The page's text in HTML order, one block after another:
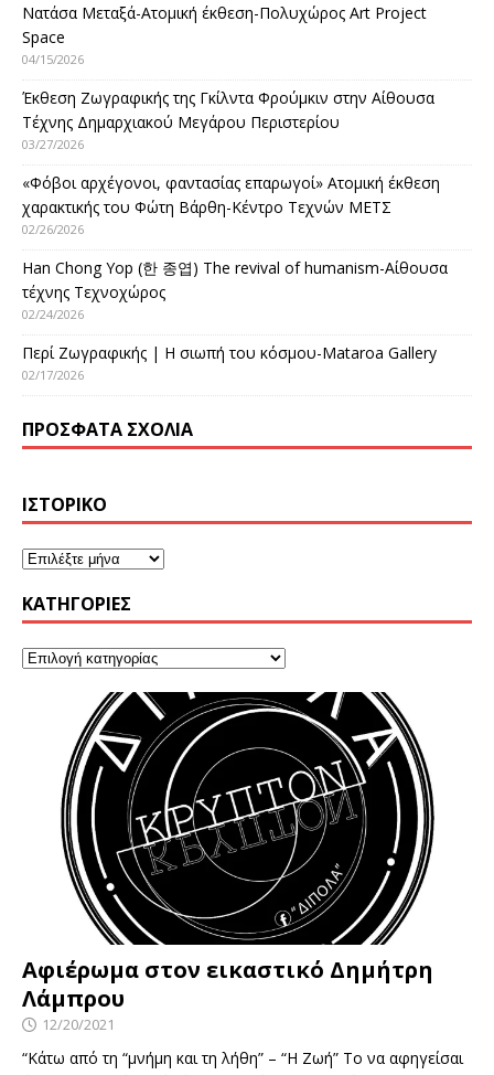
Νατάσα Μεταξά-Ατομική έκθεση-Πολυχώρος Art Project
Space
04/15/2026
Έκθεση Ζωγραφικής της Γκίλντα Φρούμκιν στην Αίθουσα
Τέχνης Δημαρχιακού Μεγάρου Περιστερίου
03/27/2026
«Φόβοι αρχέγονοι, φαντασίας επαρωγοί» Ατομική έκθεση
χαρακτικής του Φώτη Βάρθη-Κέντρο Τεχνών ΜΕΤΣ
02/26/2026
Han Chong Yop (한 종엽) The revival of humanism-Αίθουσα
τέχνης Τεχνοχώρος
02/24/2026
Περί Ζωγραφικής | Η σιωπή του κόσμου-Mataroa Gallery
02/17/2026
ΠΡΌΣΦΑΤΑ ΣΧΌΛΙΑ
ΙΣΤΟΡΙΚΌ
KΑΤΗΓΟΡΊΕΣ
Αφιέρωμα στον εικαστικό Δημήτρη
Λάμπρου
12/20/2021
“Κάτω από τη “μνήμη και τη λήθη” – “Η Ζωή” Το να αφηγείσαι